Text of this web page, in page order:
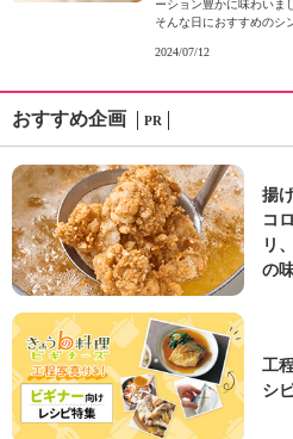
ーション豊かに味わいま
そんな日におすすめのシ
2024/07/12
おすすめ企画 PR
揚
コ
リ
の
工
シ